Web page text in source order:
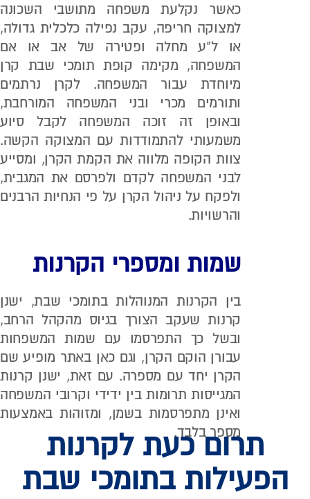
כאשר נקלעת משפחה מתושבי השכונה
למצוקה חריפה, עקב נפילה כלכלית גדולה,
או ל"ע מחלה ופטירה של אב או אם
המשפחה, מקימה קופת תומכי שבת קרן
מיוחדת עבור המשפחה. לקרן נרתמים
ותורמים מכרי ובני המשפחה המורחבת,
ובאופן זה זוכה המשפחה לקבל סיוע
משמעותי להתמודדות עם המצוקה הקשה.
צוות הקופה מלווה את הקמת הקרן, ומסייע
לבני המשפחה לקדם ולפרסם את המגבית,
ולפקח על ניהול הקרן על פי הנחיות הרבנים
והרשויות.
שמות ומספרי הקרנות
בין הקרנות המנוהלות בתומכי שבת, ישנן
קרנות שעקב הצורך בגיוס מהקהל הרחב,
ובשל כך התפרסמו עם שמות המשפחות
עבורן הוקם הקרן, וגם כאן באתר מופיע שם
הקרן יחד עם מספרה. עם זאת, ישנן קרנות
המגייסות תרומות בין ידידי וקרובי המשפחה
ואינן מתפרסמות בשמן, ומזוהות באמצעות
מספר בלבד.
תרום כעת לקרנות
הפעילות בתומכי שבת